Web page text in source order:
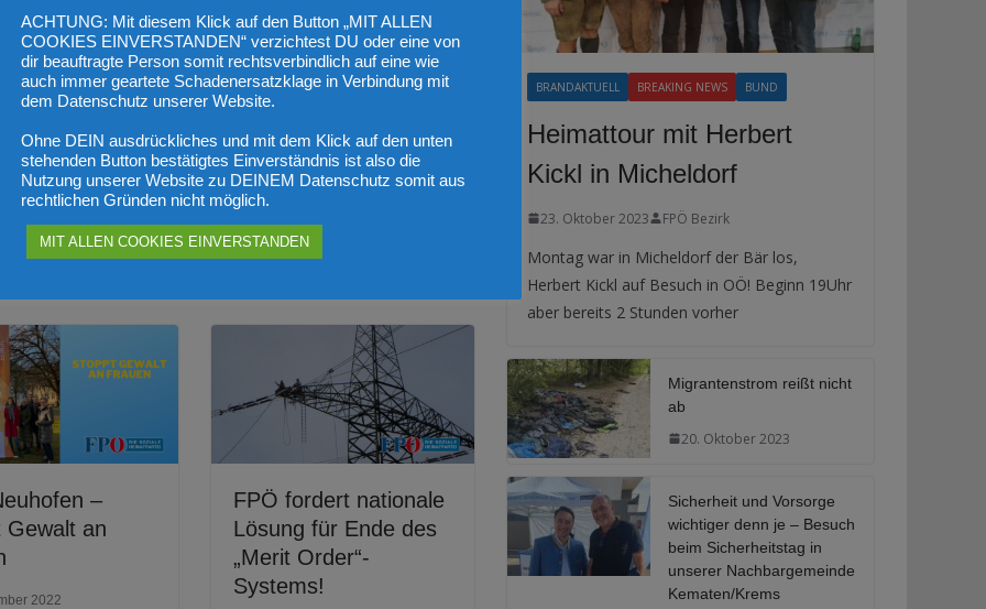
und Bürgerinnen, unserer Heimatgemeinde, ein frohes,
Familie.
FPÖ Neuhofen an der Krems beim „Kuddel
–
Gewalt an
2022
FPÖ fordert nationale
Lösung für Ende des
„Merit Order“-
Systems!
BRANDAKTUELL BREAKING NEWS BUND
Heimattour mit Herbert
Kickl in Micheldorf
23. Oktober 2023 FPÖ Bezirk
Montag war in Micheldorf der Bär los,
Herbert Kickl auf Besuch in OÖ! Beginn 19Uhr
aber bereits 2 Stunden vorher
Migrantenstrom reißt nicht
ab
20. Oktober 2023
Sicherheit und Vorsorge
wichtiger denn je – Besuch
beim Sicherheitstag in
unserer Nachbargemeinde
Kematen/Krems
ACHTUNG: Mit diesem Klick auf den Button „MIT ALLEN
COOKIES EINVERSTANDEN“ verzichtest DU oder eine von
dir beauftragte Person somit rechtsverbindlich auf eine wie
auch immer geartete Schadenersatzklage in Verbindung mit
dem Datenschutz unserer Website.
Ohne DEIN ausdrückliches und mit dem Klick auf den unten
stehenden Button bestätigtes Einverständnis ist also die
Nutzung unserer Website zu DEINEM Datenschutz somit aus
rechtlichen Gründen nicht möglich.
MIT ALLEN COOKIES EINVERSTANDEN